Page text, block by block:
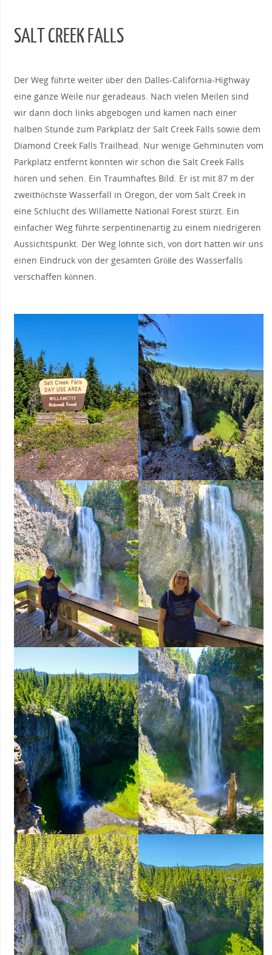
SALT CREEK FALLS
Der Weg führte weiter über den Dalles-California-Highway
eine ganze Weile nur geradeaus. Nach vielen Meilen sind
wir dann doch links abgebogen und kamen nach einer
halben Stunde zum Parkplatz der Salt Creek Falls sowie dem
Diamond Creek Falls Trailhead. Nur wenige Gehminuten vom
Parkplatz entfernt konnten wir schon die Salt Creek Falls
hören und sehen. Ein Traumhaftes Bild. Er ist mit 87 m der
zweithöchste Wasserfall in Oregon, der vom Salt Creek in
eine Schlucht des Willamette National Forest stürzt. Ein
einfacher Weg führte serpentinenartig zu einem niedrigeren
Aussichtspunkt. Der Weg lohnte sich, von dort hatten wir uns
einen Eindruck von der gesamten Größe des Wasserfalls
verschaffen können.